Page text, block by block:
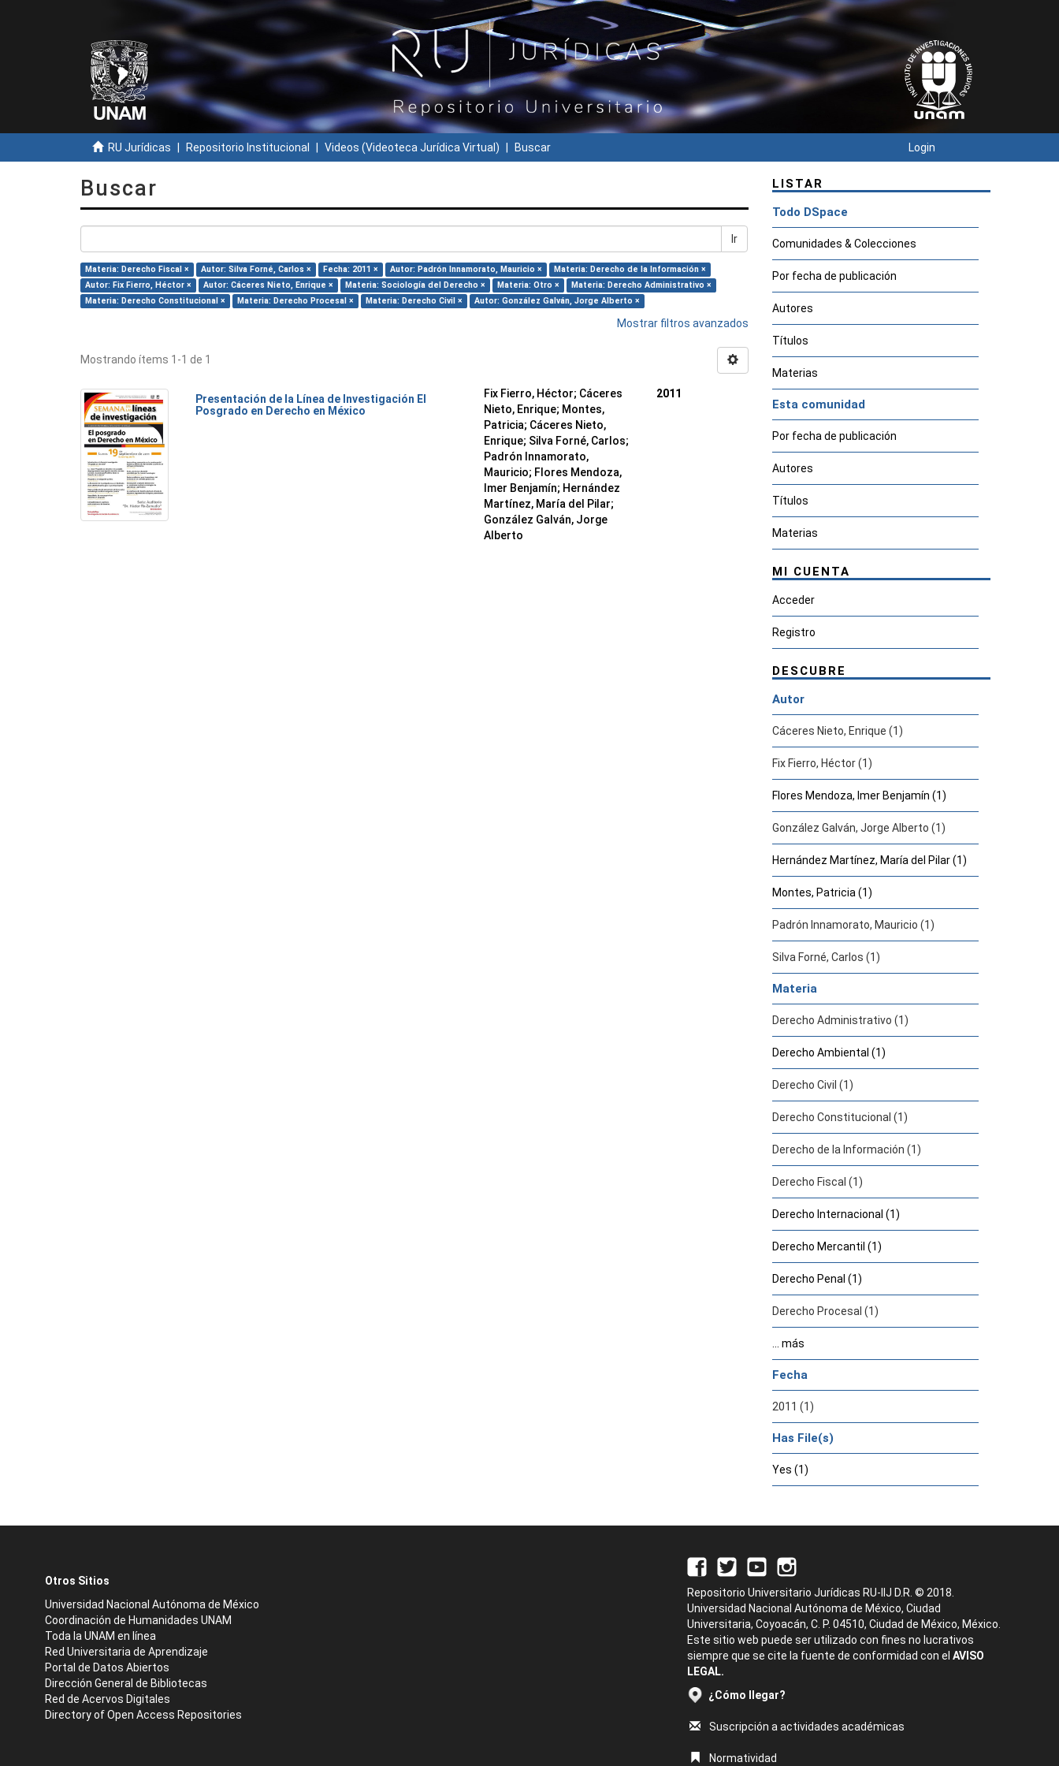
RU Jurídicas Repositorio Institucional Videos (Videoteca Jurídica Virtual) Buscar Login
Buscar
Ir
Materia: Derecho Fiscal × Autor: Silva Forné, Carlos × Fecha: 2011 × Autor: Padrón Innamorato, Mauricio ×
Materia: Derecho de la Información ×
Autor: Fix Fierro, Héctor ×
Autor: Cáceres Nieto, Enrique × Materia: Sociología del Derecho × Materia: Otro ×
Materia: Derecho Administrativo ×
Materia: Derecho Constitucional ×
Materia: Derecho Procesal × Materia: Derecho Civil × Autor: González Galván, Jorge Alberto ×
Mostrar filtros avanzados
Mostrando ítems 1-1 de 1
Presentación de la Línea de Investigación El
Posgrado en Derecho en México
Fix Fierro, Héctor; Cáceres
Nieto, Enrique; Montes,
Patricia; Cáceres Nieto,
Enrique; Silva Forné, Carlos;
Padrón Innamorato,
Mauricio; Flores Mendoza,
Imer Benjamín; Hernández
Martínez, María del Pilar;
González Galván, Jorge
Alberto
2011
LISTAR
Todo DSpace
Comunidades & Colecciones
Por fecha de publicación
Autores
Títulos
Materias
Esta comunidad
Por fecha de publicación
Autores
Títulos
Materias
MI CUENTA
Acceder
Registro
DESCUBRE
Autor
Cáceres Nieto, Enrique (1)
Fix Fierro, Héctor (1)
Flores Mendoza, Imer Benjamín (1)
González Galván, Jorge Alberto (1)
Hernández Martínez, María del Pilar (1)
Montes, Patricia (1)
Padrón Innamorato, Mauricio (1)
Silva Forné, Carlos (1)
Materia
Derecho Administrativo (1)
Derecho Ambiental (1)
Derecho Civil (1)
Derecho Constitucional (1)
Derecho de la Información (1)
Derecho Fiscal (1)
Derecho Internacional (1)
Derecho Mercantil (1)
Derecho Penal (1)
Derecho Procesal (1)
... más
Fecha
2011 (1)
Has File(s)
Yes (1)
Otros Sitios
Universidad Nacional Autónoma de México
Coordinación de Humanidades UNAM
Toda la UNAM en línea
Red Universitaria de Aprendizaje
Portal de Datos Abiertos
Dirección General de Bibliotecas
Red de Acervos Digitales
Directory of Open Access Repositories
Repositorio Universitario Jurídicas RU-IIJ D.R. © 2018.
Universidad Nacional Autónoma de México, Ciudad
Universitaria, Coyoacán, C. P. 04510, Ciudad de México, México.
Este sitio web puede ser utilizado con fines no lucrativos
siempre que se cite la fuente de conformidad con el AVISO
LEGAL.
¿Cómo llegar?
Suscripción a actividades académicas
Normatividad